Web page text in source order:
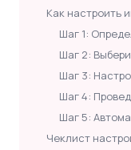
Как настроить
Шаг 1:
Шаг 2:
Шаг 3:
Шаг 4:
Шаг 5:
Чеклист